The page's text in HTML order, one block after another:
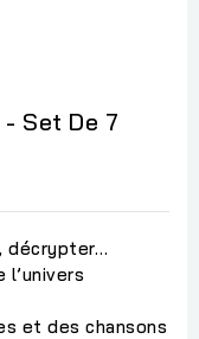
Set De 7
décrypter…
l’univers
et des chansons